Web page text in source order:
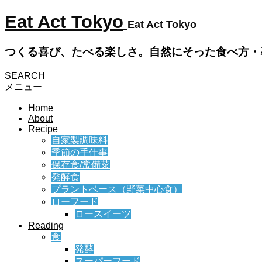
Eat Act Tokyo Eat Act Tokyo
つくる喜び、たべる楽しさ。自然にそった食べ方
SEARCH
メニュー
Home
About
Recipe
自家製調味料
季節の手仕事
保存食/常備菜
発酵食
プラントベース（野菜中心食）
ローフード
ロースイーツ
Reading
食
発酵